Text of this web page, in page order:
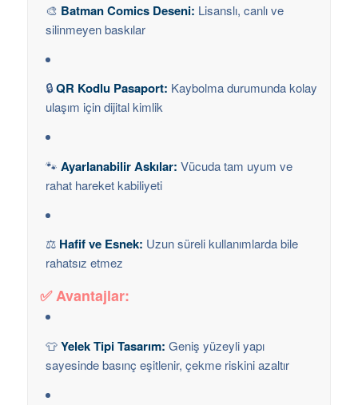
🎨 Batman Comics Deseni: Lisanslı, canlı ve
silinmeyen baskılar
🔒QR Kodlu Pasaport: Kaybolma durumunda kolay
ulaşım için dijital kimlik
🐾 Ayarlanabilir Askılar: Vücuda tam uyum ve
rahat hareket kabiliyeti
⚖️ Hafif ve Esnek: Uzun süreli kullanımlarda bile
rahatsız etmez
✅ Avantajlar:
👕Yelek Tipi Tasarım: Geniş yüzeyli yapı
sayesinde basınç eşitlenir, çekme riskini azaltır